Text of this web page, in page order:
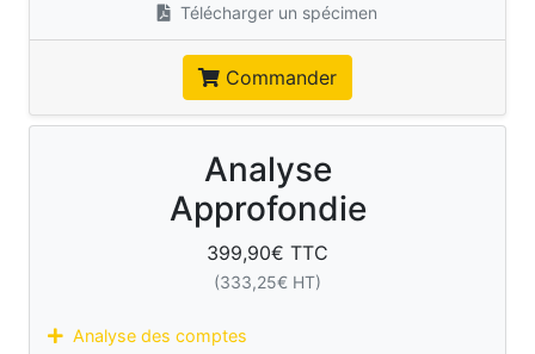
Télécharger un spécimen
Commander
Analyse
Approfondie
399,90€ TTC
(333,25€ HT)
Analyse des comptes